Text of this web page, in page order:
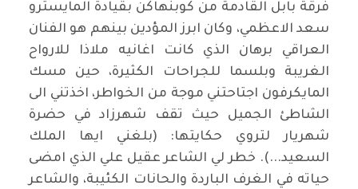
فرقة بابل القادمة من كوبنهاكن بقيادة المايسترو
سعد الاعظمي، وكان ابرز المؤدين بينهم هو الفنان
العراقي برهان الذي كانت اغانيه ملاذا للارواح
الغريبة وبلسما للجراحات الكثيرة، حين مسك
المايكرفون اجتاحتني موجة من الخواطر، اخذتني الى
الشاطئ الجميل حيث تقف شهرزاد في حضرة
شهريار لتروي حكايتها: (بلغني ايها الملك
السعيد...). خطر لي الشاعر عقيل علي الذي امضى
حياته في الغرف الباردة والحانات الكئيبة، والشاعر